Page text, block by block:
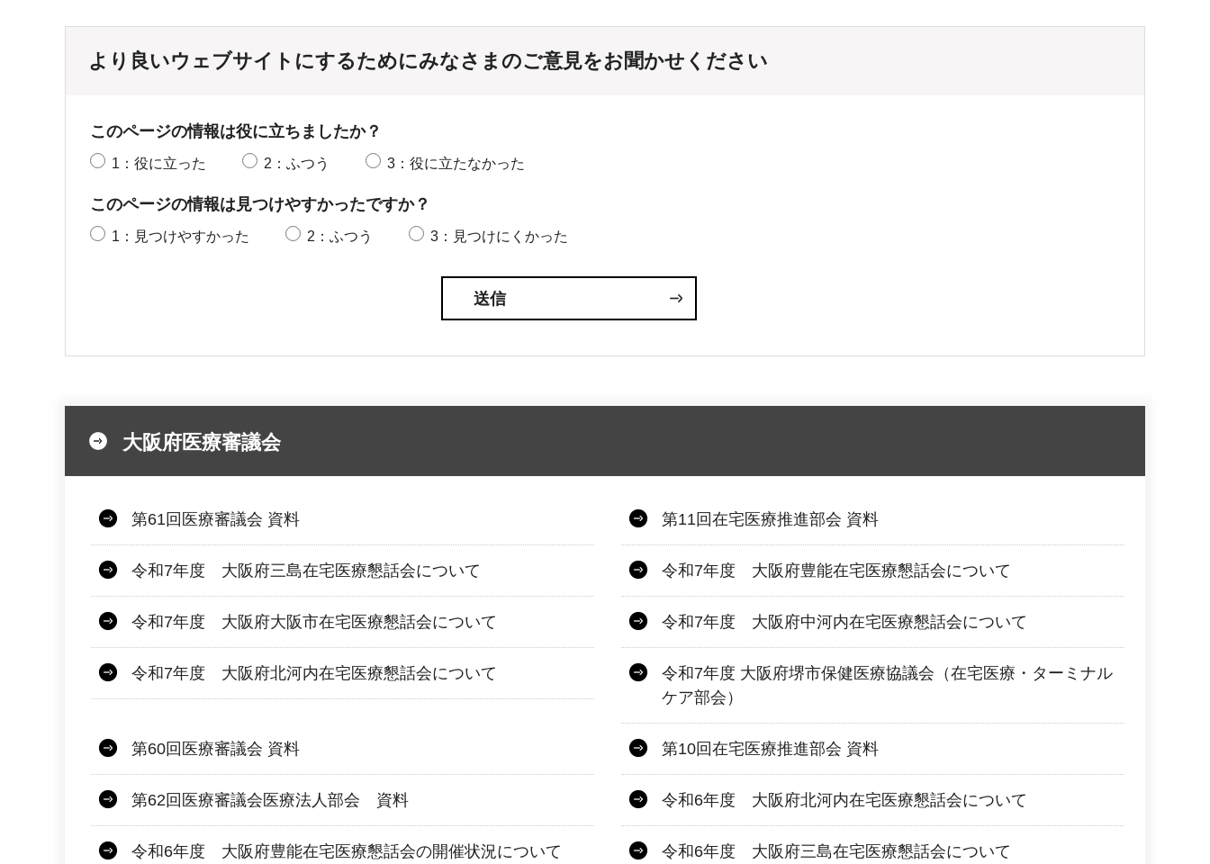
より良いウェブサイトにするためにみなさまのご意見をお聞かせください
このページの情報は役に立ちましたか？
1：役に立った 2：ふつう 3：役に立たなかった
このページの情報は見つけやすかったですか？
1：見つけやすかった 2：ふつう 3：見つけにくかった
大阪府医療審議会
第61回医療審議会 資料 第11回在宅医療推進部会 資料
令和7年度 大阪府三島在宅医療懇話会について 令和7年度 大阪府豊能在宅医療懇話会について
令和7年度 大阪府大阪市在宅医療懇話会について 令和7年度 大阪府中河内在宅医療懇話会について
令和7年度 大阪府北河内在宅医療懇話会について
令和7年度 大阪府堺市保健医療協議会（在宅医療・ターミナル
ケア部会）
第60回医療審議会 資料 第10回在宅医療推進部会 資料
第62回医療審議会医療法人部会 資料 令和6年度 大阪府北河内在宅医療懇話会について
令和6年度 大阪府豊能在宅医療懇話会の開催状況について 令和6年度 大阪府三島在宅医療懇話会について